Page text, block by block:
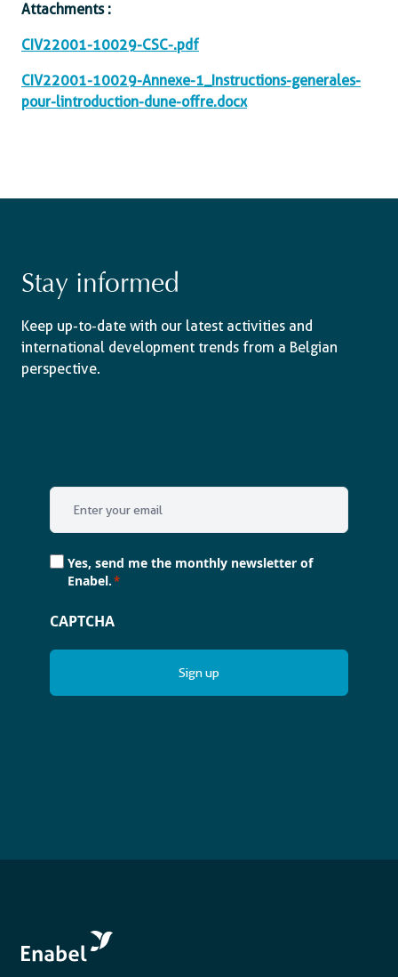
Attachments :
CIV22001-10029-CSC-.pdf
CIV22001-10029-Annexe-1_Instructions-generales-
pour-lintroduction-dune-offre.docx
Stay informed
Keep up-to-date with our latest activities and
international development trends from a Belgian
perspective.
Email
Consent
Yes, send me the monthly newsletter of
Enabel.*
CAPTCHA